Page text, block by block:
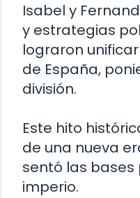
Isabel y
y estrategias
lograron
de España,
división.
Este hito
de una nueva
sentó las bases
imperio.